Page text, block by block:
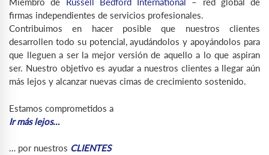
firmas independientes de servicios profesionales.
Contribuimos en hacer posible que nuestros clientes
desarrollen todo su potencial, ayudándolos y apoyándolos para
que lleguen a ser la mejor versión de aquello a lo que aspiran
ser. Nuestro objetivo es ayudar a nuestros clientes a llegar aún
más lejos y alcanzar nuevas cimas de crecimiento sostenido.
Estamos comprometidos a
Ir más lejos…
… por nuestros CLIENTES